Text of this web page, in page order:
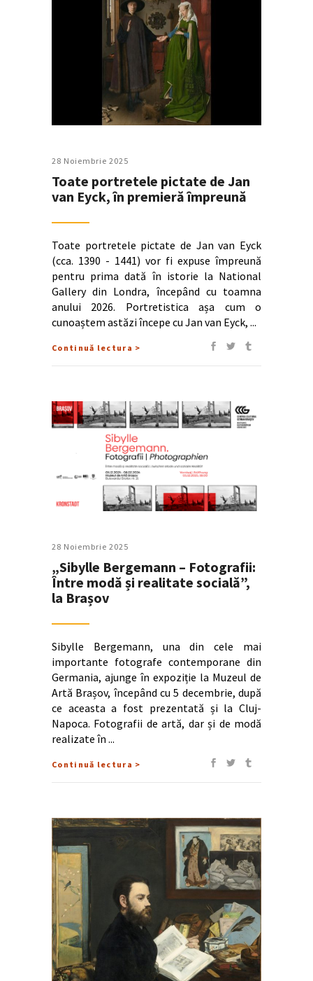
28 Noiembrie 2025
Toate portretele pictate de Jan
van Eyck, în premieră împreună
Toate portretele pictate de Jan van Eyck
(cca. 1390 - 1441) vor fi expuse împreună
pentru prima dată în istorie la National
Gallery din Londra, începând cu toamna
anului 2026. Portretistica așa cum o
cunoaștem astăzi începe cu Jan van Eyck,
Continuă lectura >
28 Noiembrie 2025
„Sibylle Bergemann – Fotografii:
Între modă și realitate socială”,
la Brașov
Sibylle Bergemann, una din cele mai
importante fotografe contemporane din
Germania, ajunge în expoziție la Muzeul de
Artă Brașov, începând cu 5 decembrie, după
ce aceasta a fost prezentată și la Cluj-
Napoca. Fotografii de artă, dar și de modă
realizate în
Continuă lectura >